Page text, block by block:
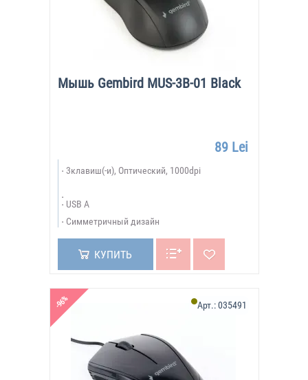
Мышь Gembird MUS-3B-01 Black
89 Lei
3клавиш(-и), Оптический, 1000dpi
USB A
Симметричный дизайн
КУПИТЬ
-96% Арт.:035491